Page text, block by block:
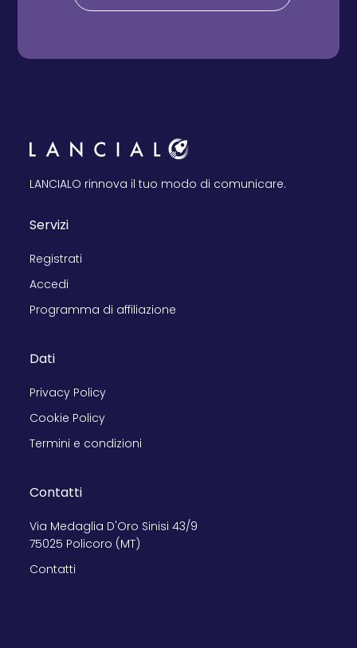
LANCIALO rinnova il tuo modo di comunicare.
Servizi
Registrati
Accedi
Programma di affiliazione
Dati
Privacy Policy
Cookie Policy
Termini e condizioni
Contatti
Via Medaglia D'Oro Sinisi 43/9
75025 Policoro (MT)
Contatti